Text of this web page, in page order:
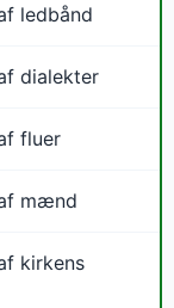
ledbånd
dialekter
fluer
mænd
kirkens